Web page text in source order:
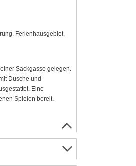
Ferienhausgebiet,
Sackgasse gelegen.
Dusche und
Eine
Spielen bereit.